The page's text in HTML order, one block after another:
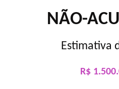
NÃO-
Estimativa
R$